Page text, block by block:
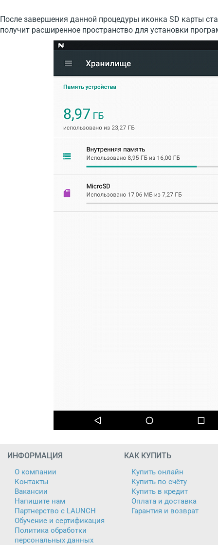
После завершения данной процедуры иконка SD карты
получит расширенное пространство для установки
ИНФОРМАЦИЯ
О компании
Контакты
Вакансии
Напишите нам
Партнерство с LAUNCH
Обучение и сертификация
Политика обработки
персональных данных
КАК КУПИТЬ
Купить онлайн
Купить по счёту
Купить в кредит
Оплата и доставка
Гарантия и возврат